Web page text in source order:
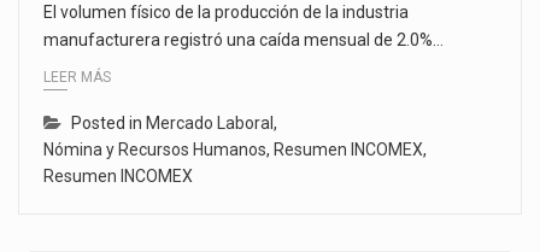
El volumen físico de la producción de la industria
manufacturera registró una caída mensual de 2.0%…
LEER MÁS
Posted in Mercado Laboral,
Nómina y Recursos Humanos, Resumen INCOMEX,
Resumen INCOMEX